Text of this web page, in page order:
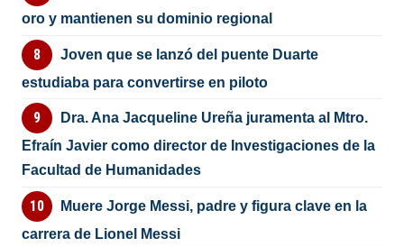
oro y mantienen su dominio regional
Joven que se lanzó del puente Duarte
estudiaba para convertirse en piloto
Dra. Ana Jacqueline Ureña juramenta al Mtro.
Efraín Javier como director de Investigaciones de la
Facultad de Humanidades
Muere Jorge Messi, padre y figura clave en la
carrera de Lionel Messi